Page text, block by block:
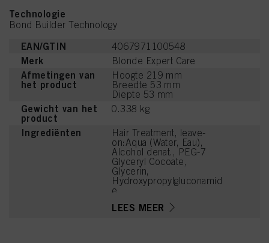
Technologie
Bond Builder Technology
EAN/GTIN 4067971100548
Merk Blonde Expert Care
Afmetingen van
het product
Hoogte 219 mm
Breedte 53 mm
Diepte 53 mm
Gewicht van het
product
0.338 kg
Ingrediënten
Hair Treatment, leave-
on:Aqua (Water, Eau),
Alcohol denat., PEG-7
Glyceryl Cocoate,
Glycerin,
Hydroxypropylgluconamid
e,
Gluconate, Panthenol,
LEES MEER